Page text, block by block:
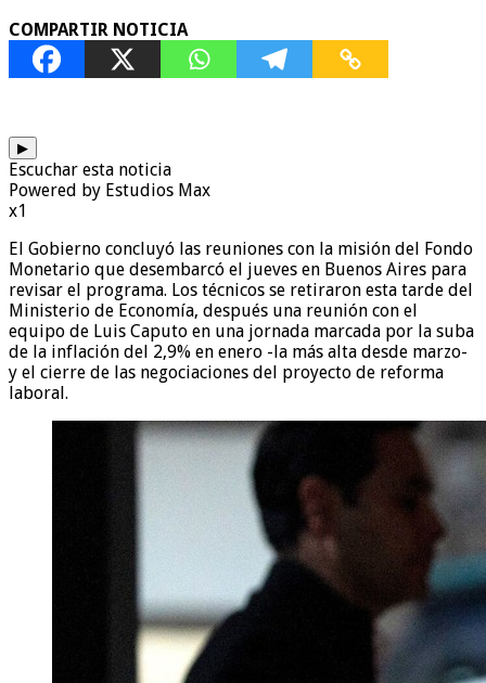
COMPARTIR NOTICIA
▶
Escuchar esta noticia
Powered by Estudios Max
x1
El Gobierno concluyó las reuniones con la misión del Fondo
Monetario que desembarcó el jueves en Buenos Aires para
revisar el programa. Los técnicos se retiraron esta tarde del
Ministerio de Economía, después una reunión con el
equipo de Luis Caputo en una jornada marcada por la suba
de la inflación del 2,9% en enero -la más alta desde marzo-
y el cierre de las negociaciones del proyecto de reforma
laboral.